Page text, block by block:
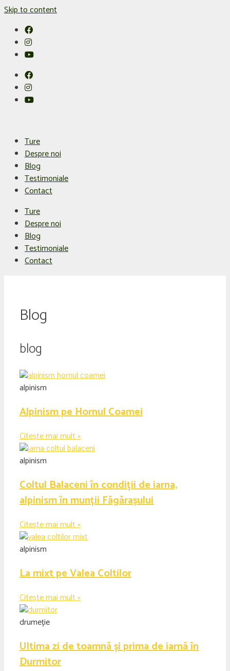
Skip to content
Ture
Despre noi
Blog
Testimoniale
Contact
Ture
Despre noi
Blog
Testimoniale
Contact
Blog
blog
alpinism
Alpinism pe Hornul Coamei
Citește mai mult »
alpinism
Coltul Balaceni în condiții de iarna,
alpinism în munții Făgărașului
Citește mai mult »
alpinism
La mixt pe Valea Coltilor
Citește mai mult »
drumeție
Ultima zi de toamnă și prima de iarnă în
Durmitor